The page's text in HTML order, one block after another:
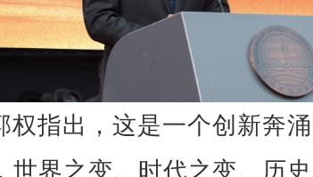
权指出，这是一个创新奔
世界之变、时代之变、历